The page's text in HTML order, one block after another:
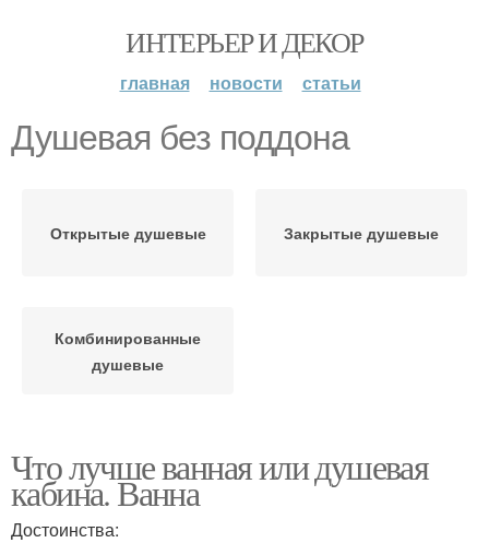
ИНТЕРЬЕР И ДЕКОР
главная новости статьи
Душевая без поддона
Открытые душевые Закрытые душевые
Комбинированные
душевые
Что лучше ванная или душевая
кабина. Ванна
Достоинства: